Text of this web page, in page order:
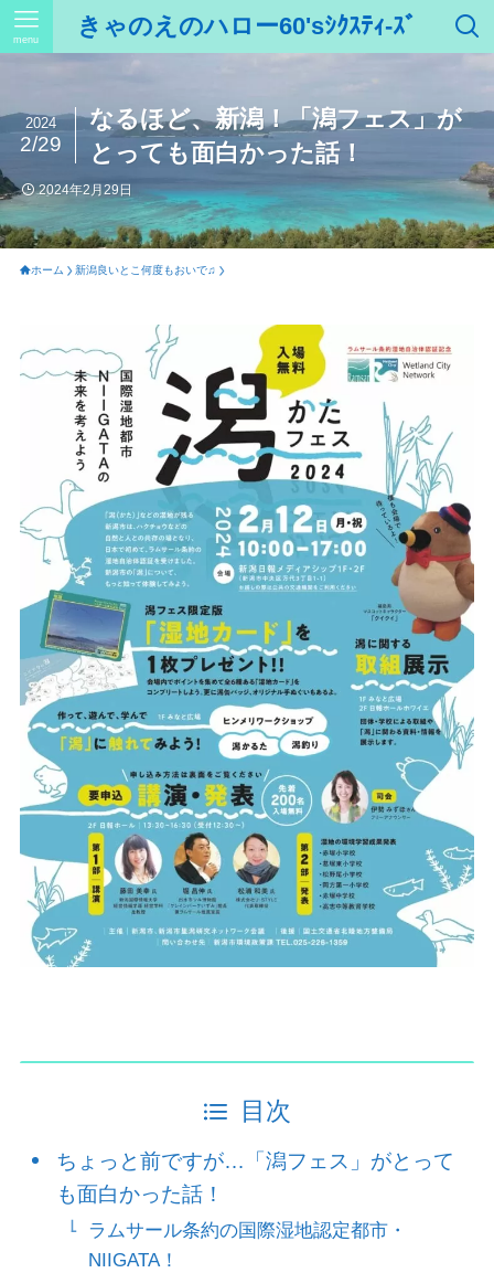
きゃのえのハロー60'sｼｸｽﾃｨ-ｽﾞ
menu
なるほど、新潟！「潟フェス」が
とっても面白かった話！
2024
2/29
2024年2月29日
ホーム 新潟良いとこ何度もおいで♫
目次
ちょっと前ですが…「潟フェス」がとって
も面白かった話！
ラムサール条約の国際湿地認定都市・
NIIGATA！